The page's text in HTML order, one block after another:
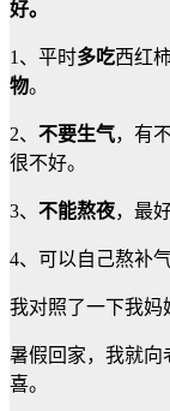
好。
1、平时多吃西红
物。
2、 不要生气，有
很不好。
3、 不能熬夜，最
4、可以自己熬补
我对照了一下我妈
暑假回家，我就向
喜。